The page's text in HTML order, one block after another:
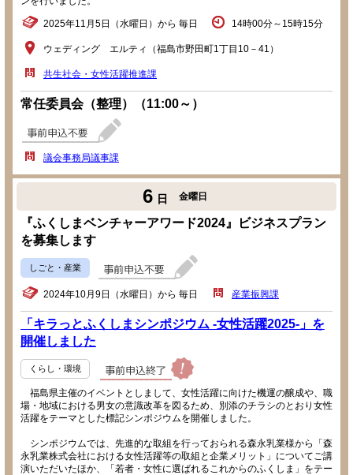
2025年11月5日（水曜日）から 毎日 14時00分～15時15分
ウェディング エルティ（福島市野田町1丁目10－41）
共生社会・女性活躍推進課
常任委員会（整理）（11:00～）
議会事務局議事課
6 日 金曜日
『ふくしまベンチャーアワード2024』ビジネスプラン
を募集します
しごと・産業
2024年10月9日（水曜日）から 毎日 産業振興課
「キラっとふくしまシンポジウム -女性活躍2025-」を
開催しました
くらし・環境
福島県主催のイベントとしまして、女性活躍に向けた機運の醸成や、職
場・地域における男女の意識改革を図るため、別添のチラシのとおり女性
活躍をテーマとした標記シンポジウムを開催しました。
シンポジウムでは、先進的な取組を行っておられる森永乳業様から「森
永乳業株式会社における女性活躍等の取組と企業メリット」についてご講
演いただいたほか、「若者・女性に選ばれるこれからのふくしま」をテー